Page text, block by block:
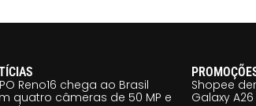
Reno16 chega ao Brasil
quatro câmeras de 50 MP e
Shopee
Galaxy